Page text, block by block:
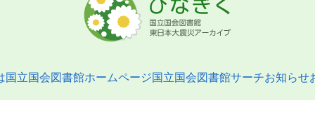
国立国会図書館ホームページ国立国会図書館サーチお知らせ